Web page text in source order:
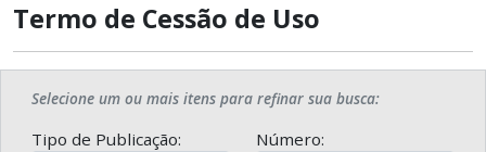
Termo de Cessão de Uso
Selecione um ou mais itens para refinar sua busca:
Tipo de Publicação: Número: